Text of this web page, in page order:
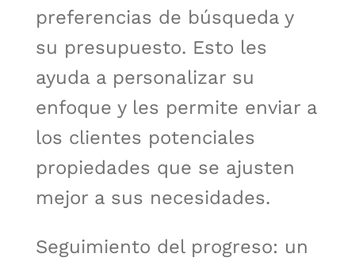
preferencias de búsqueda y
su presupuesto. Esto les
ayuda a personalizar su
enfoque y les permite enviar a
los clientes potenciales
propiedades que se ajusten
mejor a sus necesidades.
Seguimiento del progreso: un